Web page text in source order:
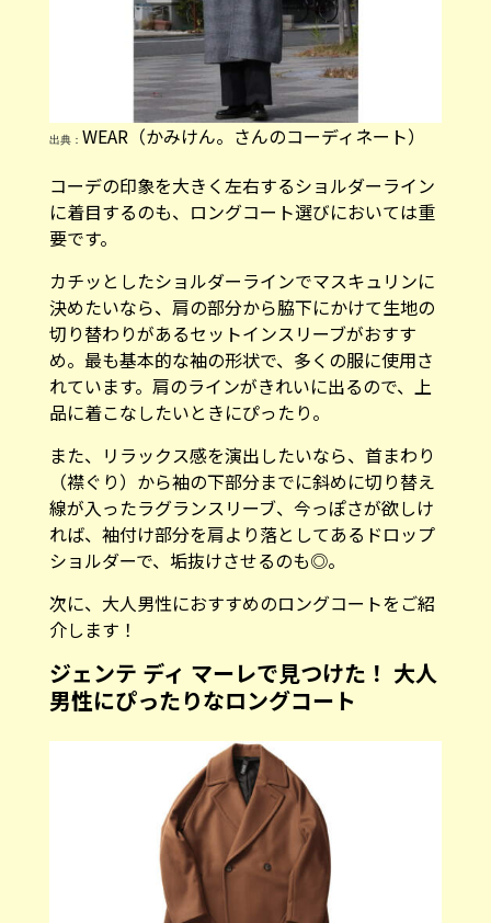
出典： WEAR（かみけん。さんのコーディネート）
コーデの印象を大きく左右するショルダーライン
に着目するのも、ロングコート選びにおいては重
要です。
カチッとしたショルダーラインでマスキュリンに
決めたいなら、肩の部分から脇下にかけて生地の
切り替わりがあるセットインスリーブがおすす
め。最も基本的な袖の形状で、多くの服に使用さ
れています。肩のラインがきれいに出るので、上
品に着こなしたいときにぴったり。
また、リラックス感を演出したいなら、首まわり
（襟ぐり）から袖の下部分までに斜めに切り替え
線が入ったラグランスリーブ、今っぽさが欲しけ
れば、袖付け部分を肩より落としてあるドロップ
ショルダーで、垢抜けさせるのも◎。
次に、大人男性におすすめのロングコートをご紹
介します！
ジェンテ ディ マーレで見つけた！ 大人
男性にぴったりなロングコート